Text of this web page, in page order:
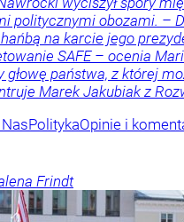
politycznymi obozami. –
na karcie jego
SAFE – ocenia
głowę państwa, z której
Marek Jakubiak z
PolitykaOpinie i
Frindt